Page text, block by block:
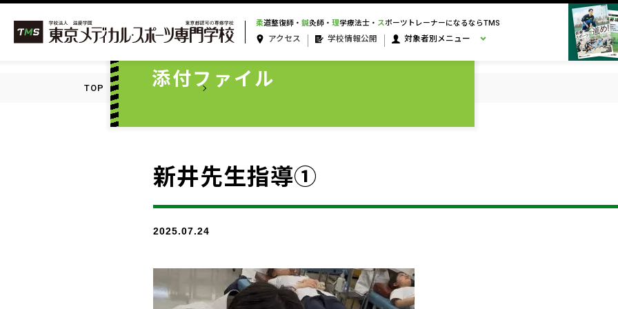
柔道整復師・ 鍼灸師・ 理学療法士・ スポーツトレーナーになるならTMS
アクセス 学校情報公開 対象者別メニュー
添付ファイル
TOP 添付ファイル一覧 新井先生指導①
新井先生指導①
2025.07.24